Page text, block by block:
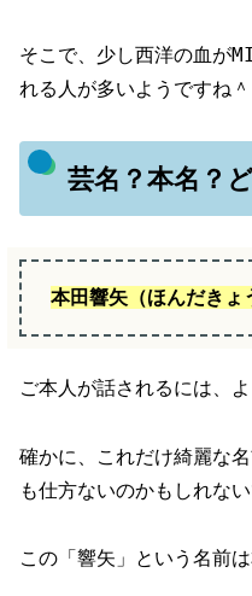
そこで、少し西洋の血が
れる人が多いようですね＾
芸名？本名？
本田響矢（ほんだきょ
ご本人が話されるには、
確かに、これだけ綺麗な
も仕方ないのかもしれな
この「響矢」という名前